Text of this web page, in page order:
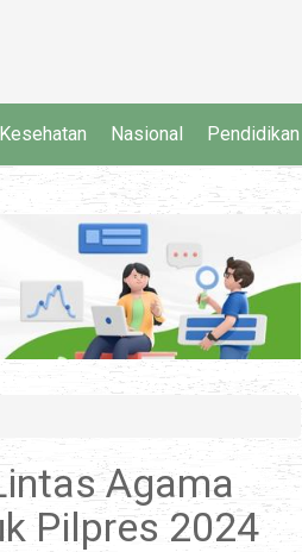
Kesehatan Nasional Pendidikan
Agama
Pilpres 2024